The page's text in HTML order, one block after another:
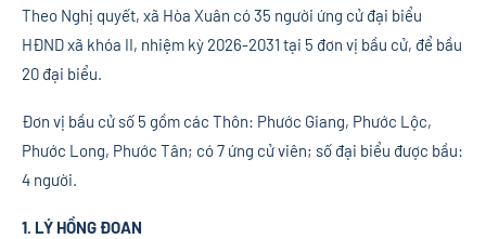
Theo Nghị quyết, xã Hòa Xuân có 35 người ứng cử đại biểu
HĐND xã khóa II, nhiệm kỳ 2026-2031 tại 5 đơn vị bầu cử, để bầu
20 đại biểu.
Đơn vị bầu cử số 5 gồm các Thôn: Phước Giang, Phước Lộc,
Phước Long, Phước Tân; có 7 ứng cử viên; số đại biểu được bầu:
4 người.
1. LÝ HỒNG ĐOAN